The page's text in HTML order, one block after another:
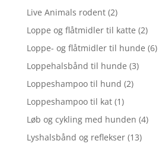
Live Animals rodent (2)
Loppe og flåtmidler til katte (2)
Loppe- og flåtmidler til hunde (6)
Loppehalsbånd til hunde (3)
Loppeshampoo til hund (2)
Loppeshampoo til kat (1)
Løb og cykling med hunden (4)
Lyshalsbånd og reflekser (13)